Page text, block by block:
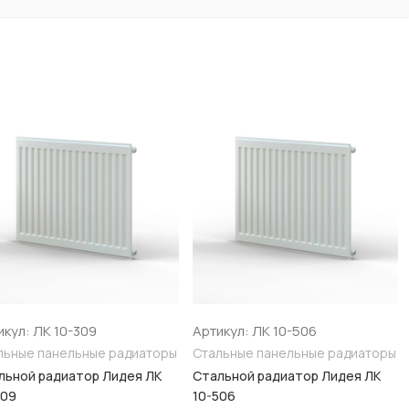
ПРЕСС-ФИТИНГИ ДЛЯ
Пресс-фитинги прямые
Пресс-фитинги с
Пресс-фитинги с переходом
Пресс-тройники переходные
ЛК
Артикул: ЛК 10-506
Стальные панельные радиаторы
Стальной радиатор Лидея ЛК
Артикул: ЛК 10-324
Стальные
Стальной